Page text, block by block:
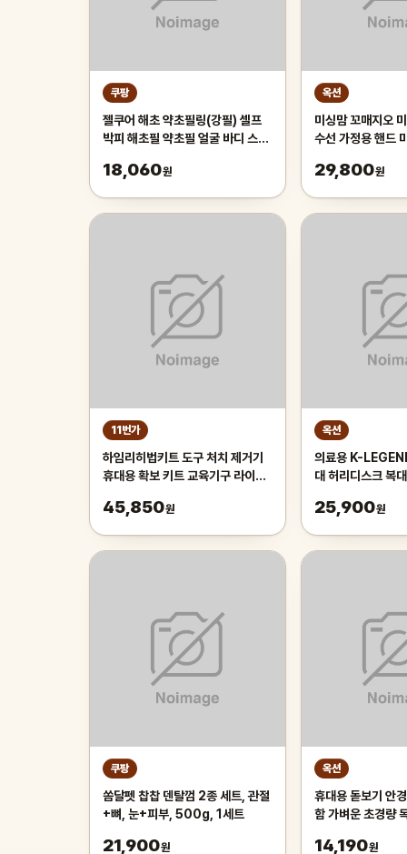
쿠팡
젤쿠어 해초 약초필링(강필) 셀프
박피 해초필 약초필 얼굴 바디 스크
부박피 모공관리,필링젤,홈필링,셀
18,060원
옥션
미싱맘 꼬매지오
수선 가정용 핸드
29,800원
11번가
하임리히법키트 도구 처치 제거기
휴대용 확보 키트 교육기구 라이프
45,850원
옥션
의료용 K-
대 허리디스크 복
25,900원
쿠팡
쏨달펫 찹찹 덴탈껌 2종 세트, 관절
+뼈, 눈+피부, 500g, 1세트
21,900원
옥션
휴대용 돋보기 안
함 가벼운 초경량
남성
14,190원